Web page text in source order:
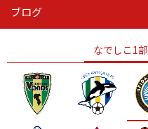
ニッパツ
ニッパツ 名古屋
ブログ
なでしこ1部